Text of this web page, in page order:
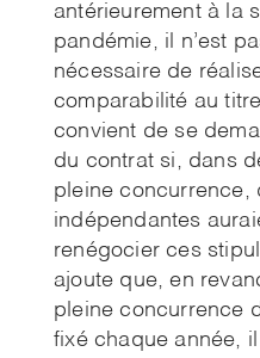
antérieurement à la
pandémie, il n’est
nécessaire de
comparabilité au
convient de se
du contrat si, dans
pleine concurrence,
indépendantes
renégocier ces
ajoute que, en
pleine concurrence
fixé chaque année,